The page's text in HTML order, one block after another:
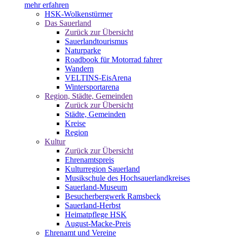
mehr erfahren
HSK-Wolkenstürmer
Das Sauerland
Zurück zur Übersicht
Sauerlandtourismus
Naturparke
Roadbook für Motorrad fahrer
Wandern
VELTINS-EisArena
Wintersportarena
Region, Städte, Gemeinden
Zurück zur Übersicht
Städte, Gemeinden
Kreise
Region
Kultur
Zurück zur Übersicht
Ehrenamtspreis
Kulturregion Sauerland
Musikschule des Hochsauerlandkreises
Sauerland-Museum
Besucherbergwerk Ramsbeck
Sauerland-Herbst
Heimatpflege HSK
August-Macke-Preis
Ehrenamt und Vereine